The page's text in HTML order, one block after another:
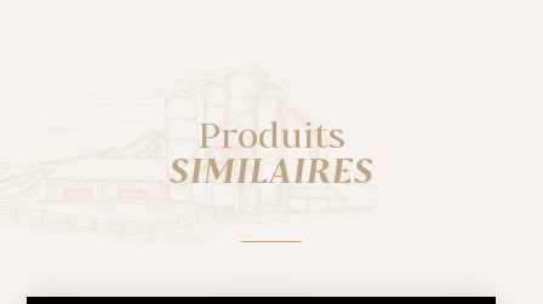
Produits
SIMILAIRES